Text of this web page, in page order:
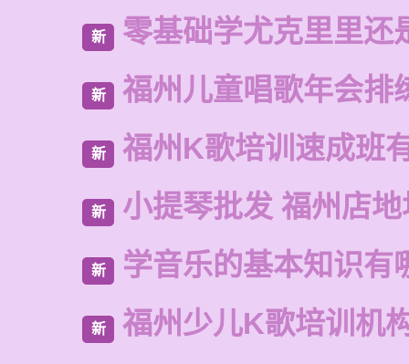
新 零基础学尤克里里还
新 福州儿童唱歌年会排
新 福州K歌培训速成班
新 小提琴批发 福州店
新 学音乐的基本知识有
新 福州少儿K歌培训机